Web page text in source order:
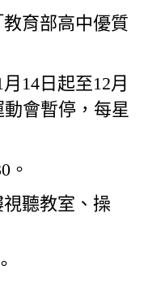
育部高中優質
14日起至12月
動會暫停，每星
。
聽教室、操